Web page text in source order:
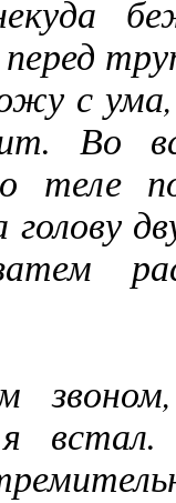
с
Во
теле
голову
я